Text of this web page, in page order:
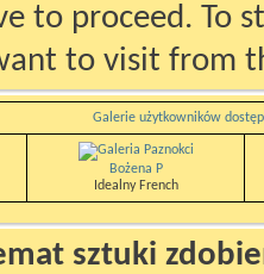
to proceed. To
to visit from
Galerie użytkowników
Bożena P
Idealny French
sztuki